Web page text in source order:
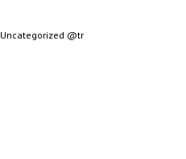
Uncategorized @tr